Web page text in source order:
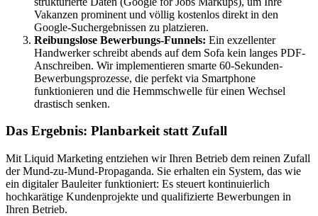
Vakanzen prominent und völlig kostenlos direkt in den
Google-Suchergebnissen zu platzieren.
Reibungslose Bewerbungs-Funnels: Ein exzellenter
Handwerker schreibt abends auf dem Sofa kein langes PDF-
Anschreiben. Wir implementieren smarte 60-Sekunden-
Bewerbungsprozesse, die perfekt via Smartphone
funktionieren und die Hemmschwelle für einen Wechsel
drastisch senken.
Das Ergebnis: Planbarkeit statt Zufall
Mit Liquid Marketing entziehen wir Ihren Betrieb dem reinen Zufall
der Mund-zu-Mund-Propaganda. Sie erhalten ein System, das wie
ein digitaler Bauleiter funktioniert: Es steuert kontinuierlich
hochkarätige Kundenprojekte und qualifizierte Bewerbungen in
Ihren Betrieb.